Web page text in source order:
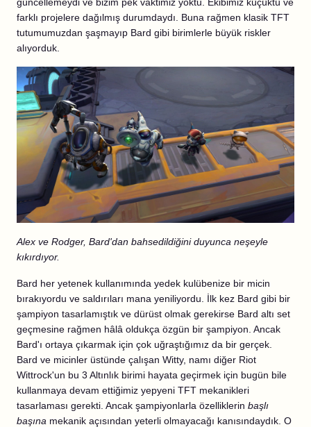
farklı projelere dağılmış durumdaydı. Buna rağmen klasik TFT
tutumumuzdan şaşmayıp Bard gibi birimlerle büyük riskler
alıyorduk.
Alex ve Rodger, Bard'dan bahsedildiğini duyunca neşeyle
kıkırdıyor.
Bard her yetenek kullanımında yedek kulübenize bir micin
bırakıyordu ve saldırıları mana yeniliyordu. İlk kez Bard gibi bir
şampiyon tasarlamıştık ve dürüst olmak gerekirse Bard altı set
geçmesine rağmen hâlâ oldukça özgün bir şampiyon. Ancak
Bard'ı ortaya çıkarmak için çok uğraştığımız da bir gerçek.
Bard ve micinler üstünde çalışan Witty, namı diğer Riot
Wittrock'un bu 3 Altınlık birimi hayata geçirmek için bugün bile
kullanmaya devam ettiğimiz yepyeni TFT mekanikleri
tasarlaması gerekti. Ancak şampiyonlarla özelliklerin başlı
başına mekanik açısından yeterli olmayacağı kanısındaydık. O